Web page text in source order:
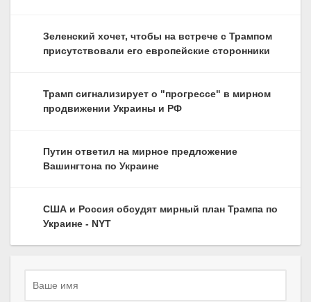
Зеленский хочет, чтобы на встрече с Трампом
присутствовали его европейские сторонники
Трамп сигнализирует о "прогрессе" в мирном
продвижении Украины и РФ
Путин ответил на мирное предложение
Вашингтона по Украине
США и Россия обсудят мирный план Трампа по
Украине - NYT